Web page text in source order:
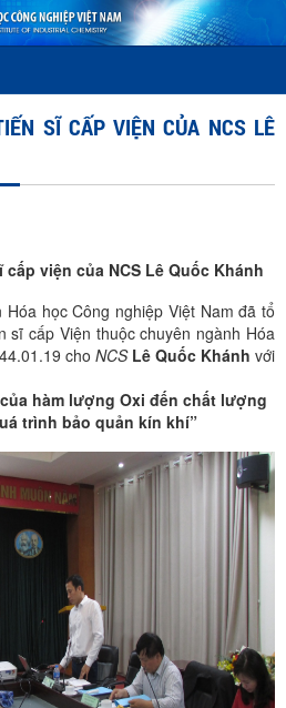
SĨ CẤP VIỆN CỦA NCS LÊ
viện của NCS Lê Quốc Khánh
học Công nghiệp Việt Nam đã tổ
sĩ cấp Viện thuộc chuyên ngành Hóa
cho NCS Lê Quốc Khánh với
hàm lượng Oxi đến chất lượng
trình bảo quản kín khí”